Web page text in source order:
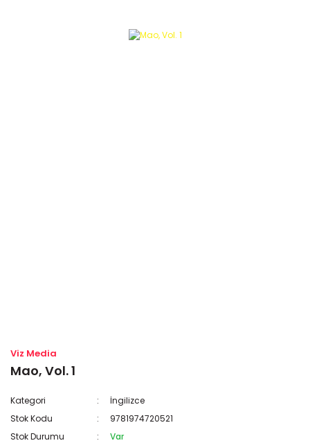
Viz Media
Mao, Vol. 1
Kategori
İngilizce
Stok Kodu
9781974720521
Stok Durumu
Var